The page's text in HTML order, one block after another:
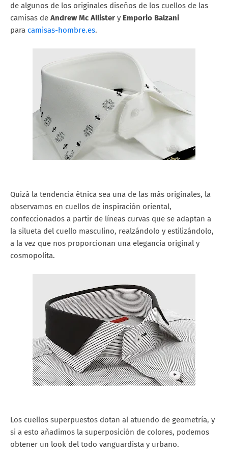
de algunos de los originales diseños de los cuellos de las
camisas de Andrew Mc Allister y Emporio Balzani
para camisas-hombre.es.
Quizá la tendencia étnica sea una de las más originales, la
observamos en cuellos de inspiración oriental,
confeccionados a partir de líneas curvas que se adaptan a
la silueta del cuello masculino, realzándolo y estilizándolo,
a la vez que nos proporcionan una elegancia original y
cosmopolita.
Los cuellos superpuestos dotan al atuendo de geometría, y
si a esto añadimos la superposición de colores, podemos
obtener un look del todo vanguardista y urbano.